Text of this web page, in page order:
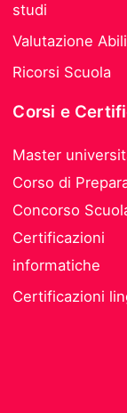
studi
Valutazione
Ricorsi Scuola
Corsi e
Master
Corso di
Concorso
Certificazioni
informatiche
Certificazioni